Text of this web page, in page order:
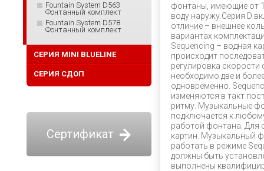
фонтаны, имеющие от 1
воду наружу.Серия D
отличие – внешнее
вариантах
Sequencing – водная
происходит
регулировка
необходимо две и
одновременно.
изменяются в такт
ритму. Музыкальные
подключается к
работой фонтана. Для
картин. Музыкальный
работать в режиме
должны быть
выполнены
Fountain System D563
Фонтанный комплект
Fountain System D578
Фонтанный комплект
СЕРИЯ MINI BLUELINE
СЕРИЯ СДОП
Сертификат